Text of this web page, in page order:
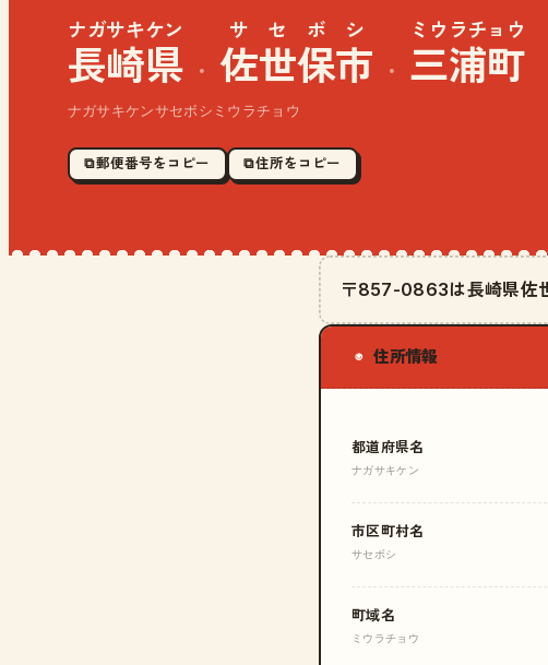
長崎県
ナガサキケン
· 佐世保市
サセボシ
· 三浦町
ミウラチョウ
ナガサキケンサセボシミウラチョウ
⧉ 郵便番号をコピー ⧉ 住所をコピー
〒857-0863は長崎県佐
◉ 住所情報
都道府県名
ナガサキケン
市区町村名
サセボシ
町域名
ミウラチョウ